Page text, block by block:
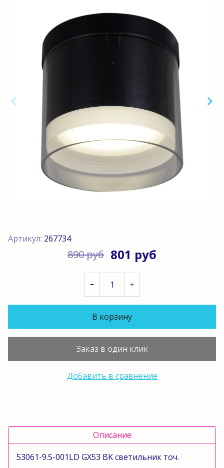
Артикул: 267734
890 руб 801 руб
В корзину
Заказ в один клик
Добавить в сравнение
Описание
53061-9.5-001LD GX53 BK светильник точ.